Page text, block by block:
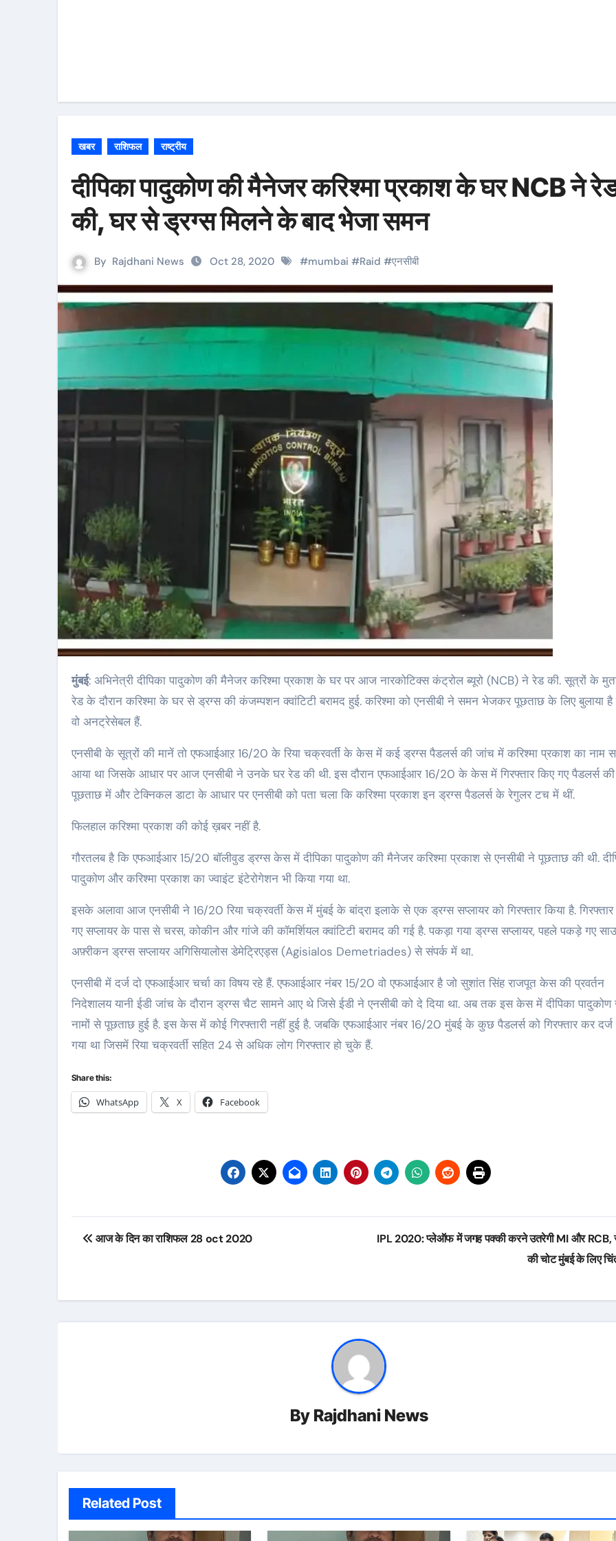
खबर राशिफल राष्ट्रीय
दीपिका पादुकोण की मैनेजर करिश्मा प्रकाश के घर NCB ने
की, घर से ड्रग्स मिलने के बाद भेजा समन
By Rajdhani News Oct 28, 2020 #mumbai #Raid #एनसीबी
मुंबई: अभिनेत्री दीपिका पादुकोण की मैनेजर करिश्मा प्रकाश के घर पर आज नारकोटिक्स कंट्रोल ब्यूरो (NCB) ने रेड की. सूत्रों के
रेड के दौरान करिश्मा के घर से ड्रग्स की कंजम्पशन क्वांटिटी बरामद हुई. करिश्मा को एनसीबी ने समन भेजकर पूछताछ के लिए बुलाया
वो अनट्रेसेबल हैं.
एनसीबी के सूत्रों की मानें तो एफआईआऱ 16/20 के रिया चक्रवर्ती के केस में कई ड्रग्स पैडलर्स की जांच में करिश्मा प्रकाश का नाम
आया था जिसके आधार पर आज एनसीबी ने उनके घर रेड की थी. इस दौरान एफआईआर 16/20 के केस में गिरफ्तार किए गए पैडलर्स की
पूछताछ में और टेक्निकल डाटा के आधार पर एनसीबी को पता चला कि करिश्मा प्रकाश इन ड्रग्स पैडलर्स के रेगुलर टच में थीं.
फिलहाल करिश्मा प्रकाश की कोई ख़बर नहीं है.
गौरतलब है कि एफआईआर 15/20 बॉलीवुड ड्रग्स केस में दीपिका पादुकोण की मैनेजर करिश्मा प्रकाश से एनसीबी ने पूछताछ की थी.
पादुकोण और करिश्मा प्रकाश का ज्वाइंट इंटेरोगेशन भी किया गया था.
इसके अलावा आज एनसीबी ने 16/20 रिया चक्रवर्ती केस में मुंबई के बांद्रा इलाके से एक ड्रग्स सप्लायर को गिरफ्तार किया है. गिरफ्तार
गए सप्लायर के पास से चरस, कोकीन और गांजे की कॉमर्शियल क्वांटिटी बरामद की गई है. पकड़ा गया ड्रग्स सप्लायर, पहले पकड़े गए
अफ़्रीकन ड्रग्स सप्लायर अगिसियालोस डेमेट्रिएड्स (Agisialos Demetriades) से संपर्क में था.
एनसीबी में दर्ज दो एफआईआर चर्चा का विषय रहे हैं. एफआईआर नंबर 15/20 वो एफआईआर है जो सुशांत सिंह राजपूत केस की प्रवर्तन
निदेशालय यानी ईडी जांच के दौरान ड्रग्स चैट सामने आए थे जिसे ईडी ने एनसीबी को दे दिया था. अब तक इस केस में दीपिका
नामों से पूछताछ हुई है. इस केस में कोई गिरफ्तारी नहीं हुई है. जबकि एफआईआर नंबर 16/20 मुंबई के कुछ पैडलर्स को गिरफ्तार कर दर्ज
गया था जिसमें रिया चक्रवर्ती सहित 24 से अधिक लोग गिरफ्तार हो चुके हैं.
Share this:
WhatsApp X Facebook
Post
आज के दिन का राशिफल 28 oct 2020
IPL 2020: प्‍लेऑफ में जगह पक्‍की करने उतरेगी MI और RCB,
की चोट मुंबई के लिए
By Rajdhani News
Related Post